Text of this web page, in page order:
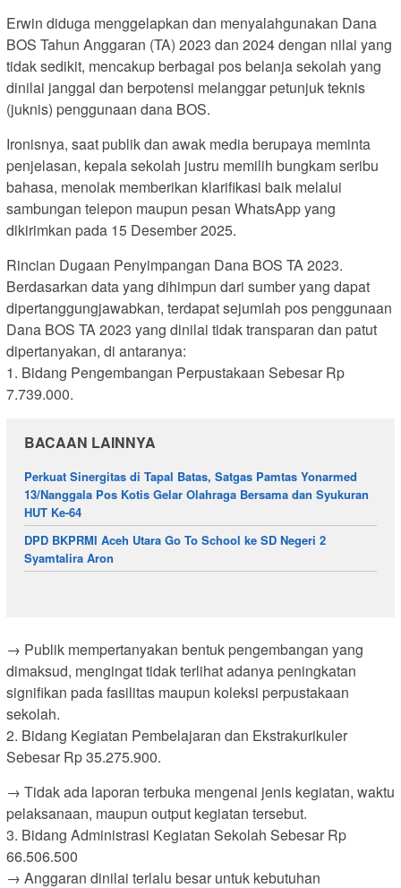
Erwin diduga menggelapkan dan menyalahgunakan Dana
BOS Tahun Anggaran (TA) 2023 dan 2024 dengan nilai yang
tidak sedikit, mencakup berbagai pos belanja sekolah yang
dinilai janggal dan berpotensi melanggar petunjuk teknis
(juknis) penggunaan dana BOS.
Ironisnya, saat publik dan awak media berupaya meminta
penjelasan, kepala sekolah justru memilih bungkam seribu
bahasa, menolak memberikan klarifikasi baik melalui
sambungan telepon maupun pesan WhatsApp yang
dikirimkan pada 15 Desember 2025.
Rincian Dugaan Penyimpangan Dana BOS TA 2023.
Berdasarkan data yang dihimpun dari sumber yang dapat
dipertanggungjawabkan, terdapat sejumlah pos penggunaan
Dana BOS TA 2023 yang dinilai tidak transparan dan patut
dipertanyakan, di antaranya:
1. Bidang Pengembangan Perpustakaan Sebesar Rp
7.739.000.
BACAAN LAINNYA
Perkuat Sinergitas di Tapal Batas, Satgas Pamtas Yonarmed
13/Nanggala Pos Kotis Gelar Olahraga Bersama dan Syukuran
HUT Ke-64
DPD BKPRMI Aceh Utara Go To School ke SD Negeri 2
Syamtalira Aron
→ Publik mempertanyakan bentuk pengembangan yang
dimaksud, mengingat tidak terlihat adanya peningkatan
signifikan pada fasilitas maupun koleksi perpustakaan
sekolah.
2. Bidang Kegiatan Pembelajaran dan Ekstrakurikuler
Sebesar Rp 35.275.900.
→ Tidak ada laporan terbuka mengenai jenis kegiatan, waktu
pelaksanaan, maupun output kegiatan tersebut.
3. Bidang Administrasi Kegiatan Sekolah Sebesar Rp
66.506.500
→ Anggaran dinilai terlalu besar untuk kebutuhan